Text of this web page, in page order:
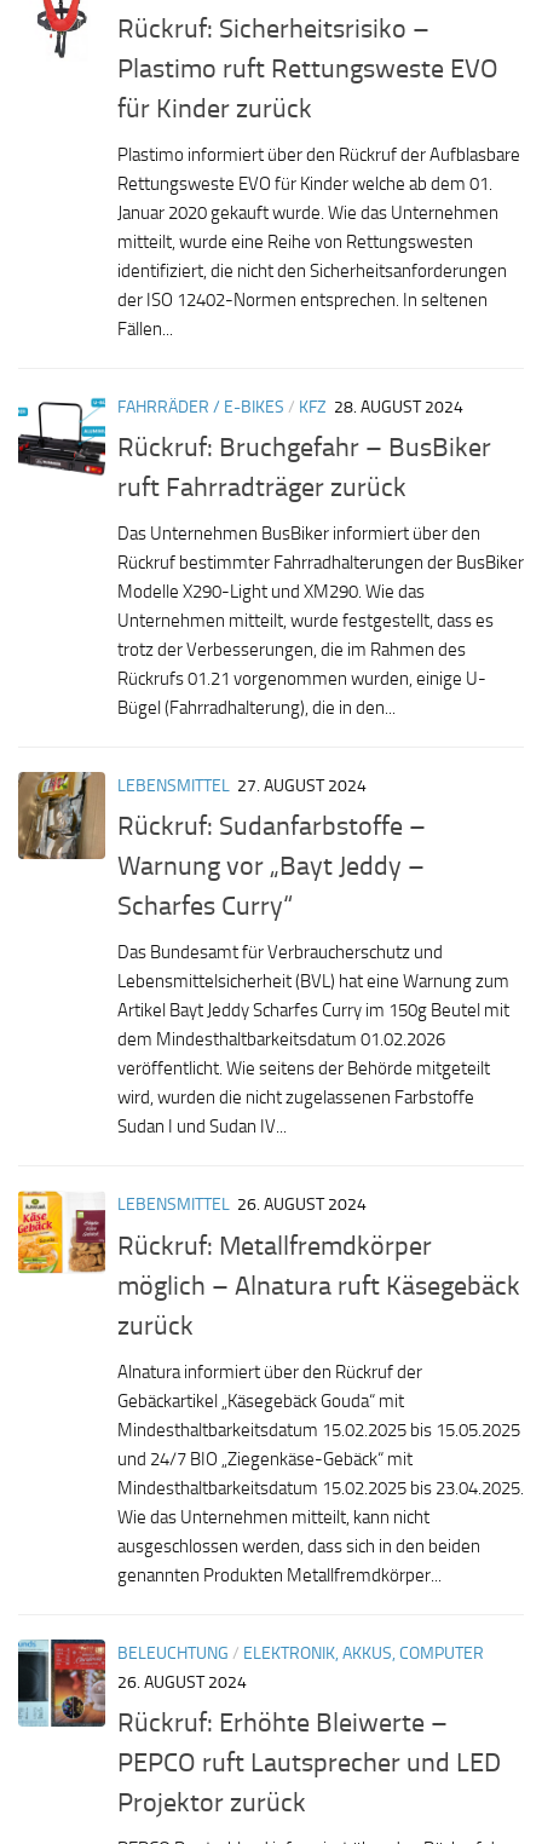
Rückruf: Sicherheitsrisiko –
Plastimo ruft Rettungsweste EVO
für Kinder zurück
Plastimo informiert über den Rückruf der Aufblasbare
Rettungsweste EVO für Kinder welche ab dem 01.
Januar 2020 gekauft wurde. Wie das Unternehmen
mitteilt, wurde eine Reihe von Rettungswesten
identifiziert, die nicht den Sicherheitsanforderungen
der ISO 12402-Normen entsprechen. In seltenen
Fällen...
FAHRRÄDER / E-BIKES / KFZ 28. AUGUST 2024
Rückruf: Bruchgefahr – BusBiker
ruft Fahrradträger zurück
Das Unternehmen BusBiker informiert über den
Rückruf bestimmter Fahrradhalterungen der BusBiker
Modelle X290-Light und XM290. Wie das
Unternehmen mitteilt, wurde festgestellt, dass es
trotz der Verbesserungen, die im Rahmen des
Rückrufs 01.21 vorgenommen wurden, einige U-
Bügel (Fahrradhalterung), die in den...
LEBENSMITTEL 27. AUGUST 2024
Rückruf: Sudanfarbstoffe –
Warnung vor „Bayt Jeddy –
Scharfes Curry“
Das Bundesamt für Verbraucherschutz und
Lebensmittelsicherheit (BVL) hat eine Warnung zum
Artikel Bayt Jeddy Scharfes Curry im 150g Beutel mit
dem Mindesthaltbarkeitsdatum 01.02.2026
veröffentlicht. Wie seitens der Behörde mitgeteilt
wird, wurden die nicht zugelassenen Farbstoffe
Sudan I und Sudan IV...
LEBENSMITTEL 26. AUGUST 2024
Rückruf: Metallfremdkörper
möglich – Alnatura ruft Käsegebäck
zurück
Alnatura informiert über den Rückruf der
Gebäckartikel „Käsegebäck Gouda“ mit
Mindesthaltbarkeitsdatum 15.02.2025 bis 15.05.2025
und 24/7 BIO „Ziegenkäse-Gebäck“ mit
Mindesthaltbarkeitsdatum 15.02.2025 bis 23.04.2025.
Wie das Unternehmen mitteilt, kann nicht
ausgeschlossen werden, dass sich in den beiden
genannten Produkten Metallfremdkörper...
BELEUCHTUNG / ELEKTRONIK, AKKUS, COMPUTER
26. AUGUST 2024
Rückruf: Erhöhte Bleiwerte –
PEPCO ruft Lautsprecher und LED
Projektor zurück